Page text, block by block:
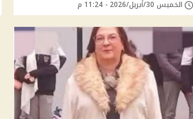
الخميس 30/أبريل/2026 - 11:24 م